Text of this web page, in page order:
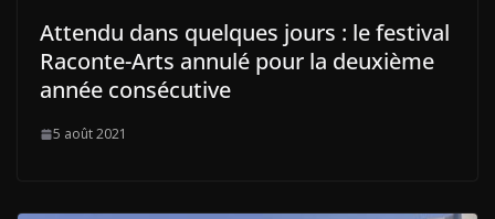
Attendu dans quelques jours : le festival
Raconte-Arts annulé pour la deuxième
année consécutive
5 août 2021